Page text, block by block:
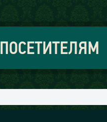
ПОСЕТИТЕЛЯМ